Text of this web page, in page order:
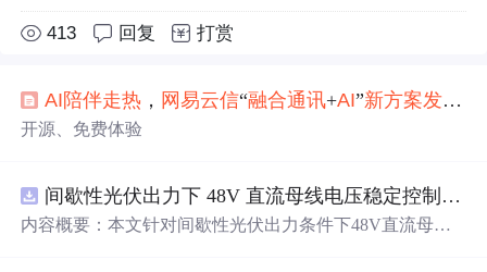
413 回复 打赏
AI陪伴走热 ， 网易云信“融合通讯+AI”新方案发布
开源、免费体验
间歇性光伏出力下 48V 直流母线电压稳定控制及储能双向充放电闭环调控体系研究（Simulink仿真实现）
内容概要：本文针对间歇性光伏出力条件下48V直流母线